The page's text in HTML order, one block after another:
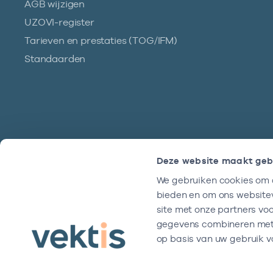
Deze website maakt
We gebruiken cookies
bieden en om ons
site met onze partners
gegevens combineren
op basis van uw gebruik
AGB wijzigen
UZOVI-register
Tarieven en prestaties (TOG/IFM)
Standaarden
We zijn doordeweeks bereikbaar tussen